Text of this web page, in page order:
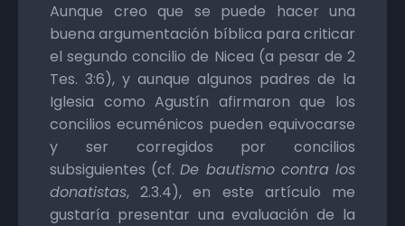
Aunque creo que se puede hacer una
buena argumentación bíblica para criticar
el segundo concilio de Nicea (a pesar de 2
Tes. 3:6), y aunque algunos padres de la
Iglesia como Agustín afirmaron que los
concilios ecuménicos pueden equivocarse
y ser corregidos por concilios
subsiguientes (cf.De bautismo contra los
donatistas, 2.3.4), en este artículo me
gustaría presentar una evaluación de la